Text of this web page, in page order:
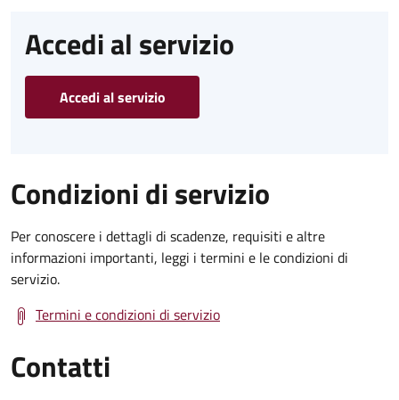
Accedi al servizio
Accedi al servizio
Condizioni di servizio
Per conoscere i dettagli di scadenze, requisiti e altre
informazioni importanti, leggi i termini e le condizioni di
servizio.
Termini e condizioni di servizio
Contatti